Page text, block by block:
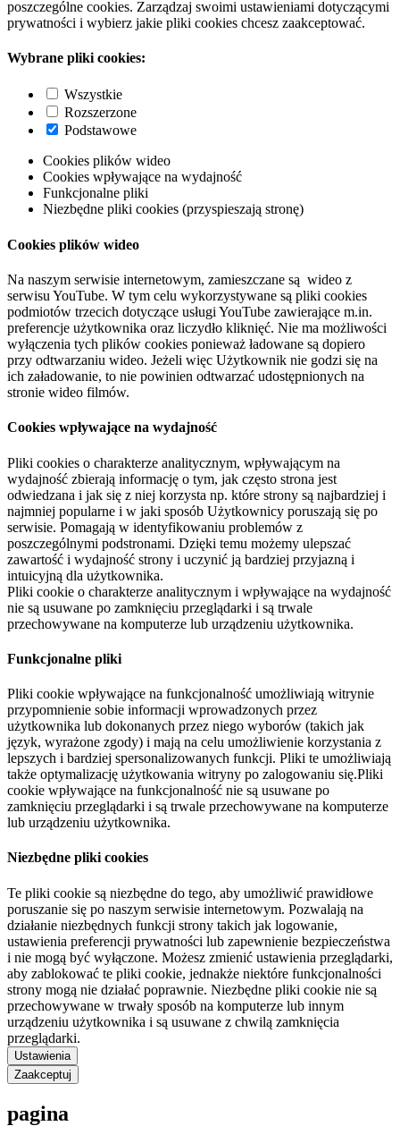
poszczególne cookies. Zarządzaj swoimi ustawieniami dotyczącymi
prywatności i wybierz jakie pliki cookies chcesz zaakceptować.
Wybrane pliki cookies:
Wszystkie
Rozszerzone
Podstawowe
Cookies plików wideo
Cookies wpływające na wydajność
Funkcjonalne pliki
Niezbędne pliki cookies (przyspieszają stronę)
Cookies plików wideo
Na naszym serwisie internetowym, zamieszczane są wideo z
serwisu YouTube. W tym celu wykorzystywane są pliki cookies
podmiotów trzecich dotyczące usługi YouTube zawierające m.in.
preferencje użytkownika oraz liczydło kliknięć. Nie ma możliwości
wyłączenia tych plików cookies ponieważ ładowane są dopiero
przy odtwarzaniu wideo. Jeżeli więc Użytkownik nie godzi się na
ich załadowanie, to nie powinien odtwarzać udostępnionych na
stronie wideo filmów.
Cookies wpływające na wydajność
Pliki cookies o charakterze analitycznym, wpływającym na
wydajność zbierają informację o tym, jak często strona jest
odwiedzana i jak się z niej korzysta np. które strony są najbardziej i
najmniej popularne i w jaki sposób Użytkownicy poruszają się po
serwisie. Pomagają w identyfikowaniu problemów z
poszczególnymi podstronami. Dzięki temu możemy ulepszać
zawartość i wydajność strony i uczynić ją bardziej przyjazną i
intuicyjną dla użytkownika.
Pliki cookie o charakterze analitycznym i wpływające na wydajność
nie są usuwane po zamknięciu przeglądarki i są trwale
przechowywane na komputerze lub urządzeniu użytkownika.
Funkcjonalne pliki
Pliki cookie wpływające na funkcjonalność umożliwiają witrynie
przypomnienie sobie informacji wprowadzonych przez
użytkownika lub dokonanych przez niego wyborów (takich jak
język, wyrażone zgody) i mają na celu umożliwienie korzystania z
lepszych i bardziej spersonalizowanych funkcji. Pliki te umożliwiają
także optymalizację użytkowania witryny po zalogowaniu się.Pliki
cookie wpływające na funkcjonalność nie są usuwane po
zamknięciu przeglądarki i są trwale przechowywane na komputerze
lub urządzeniu użytkownika.
Niezbędne pliki cookies
Te pliki cookie są niezbędne do tego, aby umożliwić prawidłowe
poruszanie się po naszym serwisie internetowym. Pozwalają na
działanie niezbędnych funkcji strony takich jak logowanie,
ustawienia preferencji prywatności lub zapewnienie bezpieczeństwa
i nie mogą być wyłączone. Możesz zmienić ustawienia przeglądarki,
aby zablokować te pliki cookie, jednakże niektóre funkcjonalności
strony mogą nie działać poprawnie. Niezbędne pliki cookie nie są
przechowywane w trwały sposób na komputerze lub innym
urządzeniu użytkownika i są usuwane z chwilą zamknięcia
przeglądarki.
Ustawienia
Zaakceptuj
pagina